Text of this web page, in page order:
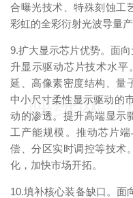
合曝光技术、特殊刻蚀工
彩虹的全彩衍射光波导量产
9.扩大显示芯片优势。面
升显示驱动芯片技术水平
延、高像素密度结构、量
中小尺寸柔性显示驱动的
动的渗透。提升高端显示
工产能规模。推动芯片
偿、分区实时调控等技术
化，加快市场开拓。
10.填补核心装备缺口。面
映维网